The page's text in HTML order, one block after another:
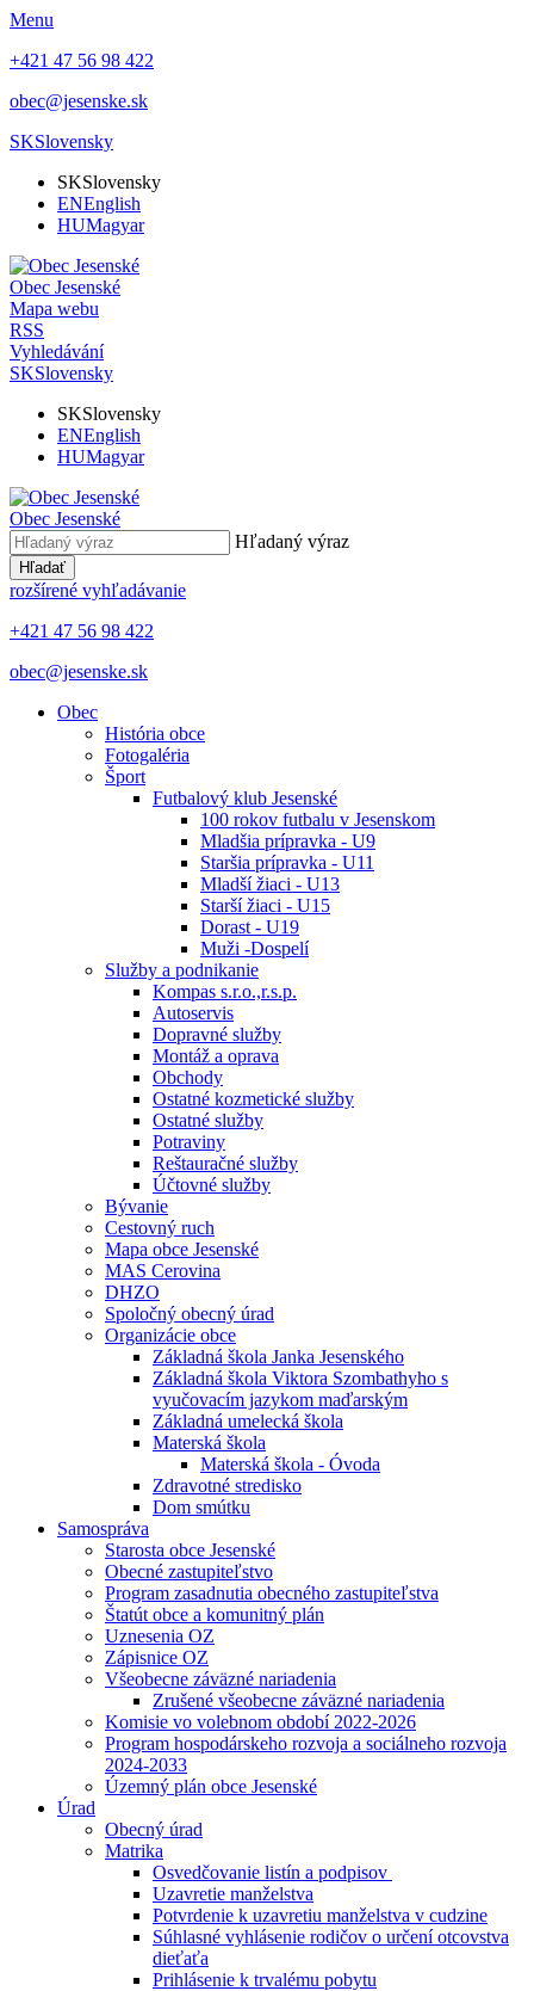
Menu
+421 47 56 98 422
obec@jesenske.sk
SKSlovensky
SKSlovensky
ENEnglish
HUMagyar
Obec Jesenské
Mapa webu
RSS
Vyhledávání
SKSlovensky
SKSlovensky
ENEnglish
HUMagyar
Obec Jesenské
Hľadaný výraz
Hľadať
rozšírené vyhľadávanie
+421 47 56 98 422
obec@jesenske.sk
Obec
História obce
Fotogaléria
Šport
Futbalový klub Jesenské
100 rokov futbalu v Jesenskom
Mladšia prípravka - U9
Staršia prípravka - U11
Mladší žiaci - U13
Starší žiaci - U15
Dorast - U19
Muži -Dospelí
Služby a podnikanie
Kompas s.r.o.,r.s.p.
Autoservis
Dopravné služby
Montáž a oprava
Obchody
Ostatné kozmetické služby
Ostatné služby
Potraviny
Reštauračné služby
Účtovné služby
Bývanie
Cestovný ruch
Mapa obce Jesenské
MAS Cerovina
DHZO
Spoločný obecný úrad
Organizácie obce
Základná škola Janka Jesenského
Základná škola Viktora Szombathyho s
vyučovacím jazykom maďarským
Základná umelecká škola
Materská škola
Materská škola - Óvoda
Zdravotné stredisko
Dom smútku
Samospráva
Starosta obce Jesenské
Obecné zastupiteľstvo
Program zasadnutia obecného zastupiteľstva
Štatút obce a komunitný plán
Uznesenia OZ
Zápisnice OZ
Všeobecne záväzné nariadenia
Zrušené všeobecne záväzné nariadenia
Komisie vo volebnom období 2022-2026
Program hospodárskeho rozvoja a sociálneho rozvoja
2024-2033
Územný plán obce Jesenské
Úrad
Obecný úrad
Matrika
Osvedčovanie listín a podpisov
Uzavretie manželstva
Potvrdenie k uzavretiu manželstva v cudzine
Súhlasné vyhlásenie rodičov o určení otcovstva
dieťaťa
Prihlásenie k trvalému pobytu